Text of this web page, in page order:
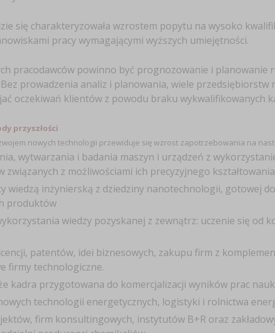
się charakteryzowała wzrostem popytu na wysoko
pracy wymagającymi wyższych umiejętności.
pracodawców powinno być prognozowanie i planowanie
prowadzenia analiz i planowania, wiele przedsiębiorstw
oczekiwań klientów z powodu braku wykwalifikowanych
przyszłości
nowych technologii przewiduje się wzrost zapotrzebowania na
wytwarzania i badania maszyn i urządzeń z
związanych z możliwościami ich precyzyjnego
wiedzą inżynierską z dziedziny nanotechnologii, gotowej
produktów
wiedzy pozyskanej z zewnątrz: uczenie się od
patentów, idei biznesowych, zakupu firm z
firmy technologiczne.
kadra przygotowana do komercjalizacji wyników prac
technologii energetycznych, logistyki i rolnictwa
firm konsultingowych, instytutów B+R oraz